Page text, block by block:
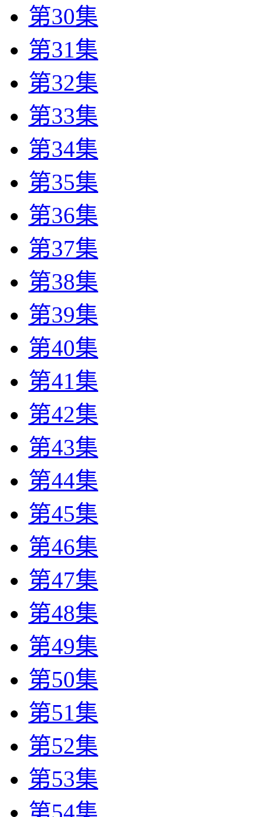
第30集
第31集
第32集
第33集
第34集
第35集
第36集
第37集
第38集
第39集
第40集
第41集
第42集
第43集
第44集
第45集
第46集
第47集
第48集
第49集
第50集
第51集
第52集
第53集
第54集